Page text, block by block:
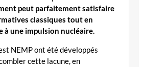
peut parfaitement satisfaire
classiques tout en
à une impulsion nucléaire.
NEMP ont été développés
cette lacune, en